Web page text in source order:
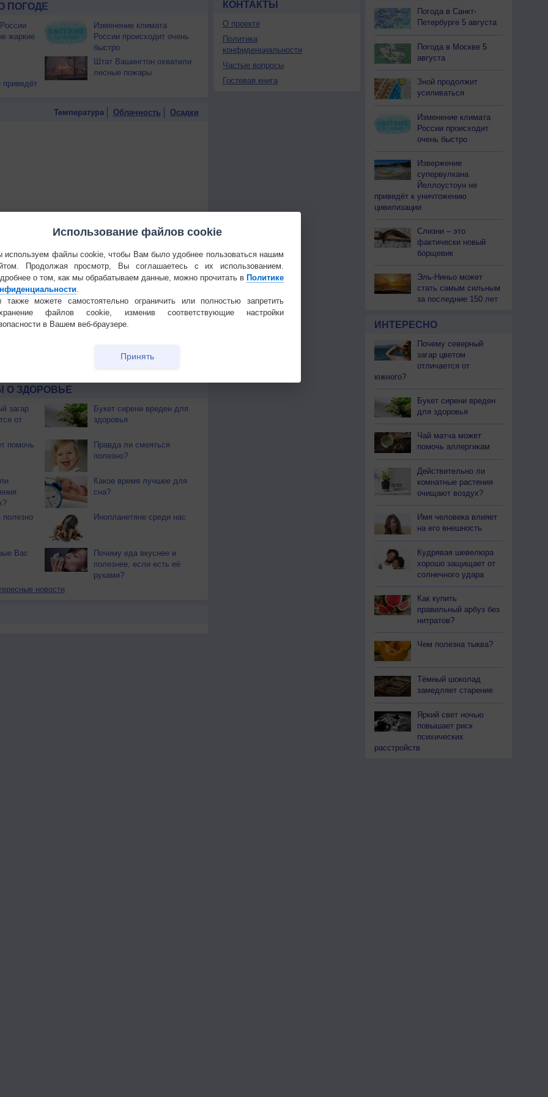
ПОГОДЕ
жаркие
Изменение климата
России происходит очень
быстро
приведёт
Штат Вашингтон охватили
лесные пожары
Температура Облачность Осадки
получения подробных данных
ПРАЗДНИКИ
Почти повсеместно поспел хлеб. Наступает пора
березовые веники.
О ЗДОРОВЬЕ
загар
от
Букет сирени вреден для
здоровья
помочь
Правда ли смеяться
полезно?
Какое время лучшее для
сна?
полезно
Инопланетяне среди нас
Вас
Почему еда вкуснее и
полезнее, если есть её
руками?
новости
КОНТАКТЫ
О проекте
Политика
конфиденциальности
Частые вопросы
Гостевая книга
Погода в Санкт-
Петербурге 5 августа
Погода в Москве 5
августа
Зной продолжит
усиливаться
Изменение климата
России происходит
очень быстро
Извержение
супервулкана
Йеллоустоун не
приведёт к уничтожению
цивилизации
Слизни – это
фактически новый
борщевик
Эль-Ниньо может
стать самым сильным
за последние 150 лет
ИНТЕРЕСНО
Почему северный
загар цветом
отличается от
южного?
Букет сирени вреден
для здоровья
Чай матча может
помочь аллергикам
Действительно ли
комнатные растения
очищают воздух?
Имя человека влияет
на его внешность
Кудрявая шевелюра
хорошо защищает от
солнечного удара
Как купить
правильный арбуз без
нитратов?
Чем полезна тыква?
Тёмный шоколад
замедляет старение
Яркий свет ночью
повышает риск
психических
расстройств
Использование файлов cookie
используем файлы cookie, чтобы Вам было удобнее пользоваться нашим
Продолжая просмотр, Вы соглашаетесь с их использованием.
о том, как мы обрабатываем данные, можно прочитать в Политике
.
также можете самостоятельно ограничить или полностью запретить
файлов cookie, изменив соответствующие настройки
в Вашем веб-браузере.
Принять